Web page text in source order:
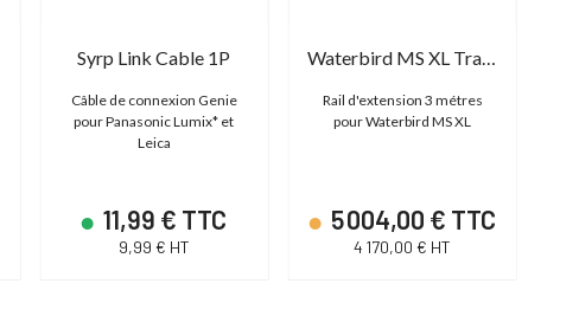
Syrp Link Cable 1P
Câble de connexion Genie
pour Panasonic Lumix* et
Leica
11,99 € TTC
9,99 € HT
Waterbird MS XL Track Extension - 3M
Rail d'extension 3 métres
pour Waterbird MS XL
5 004,00 € TTC
4 170,00 € HT